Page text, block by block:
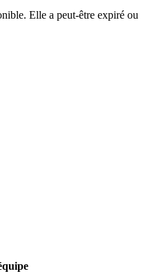
Elle a peut-être expiré ou